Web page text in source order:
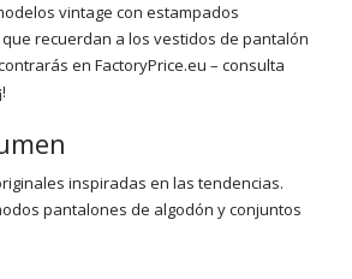
vintage con estampados
recuerdan a los vestidos de pantalón
en FactoryPrice.eu – consulta
¡!
inspiradas en las tendencias.
pantalones de algodón y conjuntos